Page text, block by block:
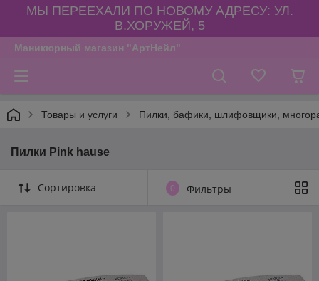
МЫ ПЕРЕЕХАЛИ ПО НОВОМУ АДРЕСУ: УЛ.
В.ХОРУЖЕЙ, 5
Маникюрный магазин "АртНейл"
Товары и услуги Пилки, бафики, шлифовщики,
Пилки Pink hause
Сортировка 0 Фильтры